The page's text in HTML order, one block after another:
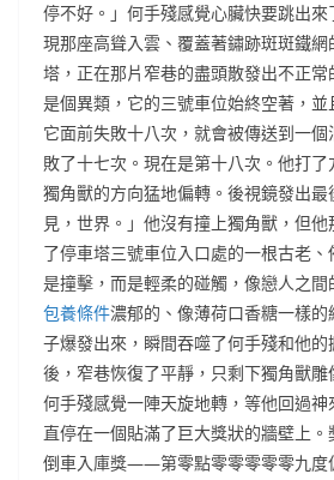
停不好。」何手殘感覺心臟快要跳出
現那座高聳入雲、覆蓋著鏽跡斑斑鐵
塔，正在那片窄巷的盡頭散發出不正
是個異類，它的三號車位始終空著，
它面前失敗十八次，就會被傳送到一
敗了十七次。現在是第十八次。他打
獨角獸的方向猛地偏轉。後視鏡發出
見，世界。」他沒有撞上獨角獸，但
了停車塔三號車位入口處的一根古老
是撞擊，而是輕柔的碰觸，像戀人之
包養條件濃郁的、像薄荷口香糖一樣
子爆發出來，瞬間吞噬了何手殘和他
後，窄巷恢復了平靜，只剩下獨角獸雕
何手殘感覺一陣天旋地轉，等他回過
直停在一個貼滿了巨大獎狀的牆壁上
倒車入庫獎——第零點零零零零零九度